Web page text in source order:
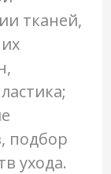
тканей,
подбор
ухода.